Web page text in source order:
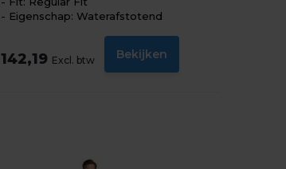
Eigenschap: Waterafstotend
142,19 Excl. btw Bekijken